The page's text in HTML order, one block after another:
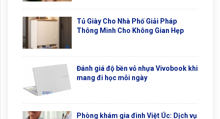
Tủ Giày Cho Nhà Phố Giải Pháp
Thông Minh Cho Không Gian Hẹp
Đánh giá độ bền vỏ nhựa Vivobook khi
mang đi học mỗi ngày
Phòng khám gia đình Việt Úc: Dịch vụ